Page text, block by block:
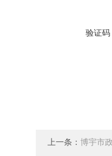
验证码
上一条： 博宇市